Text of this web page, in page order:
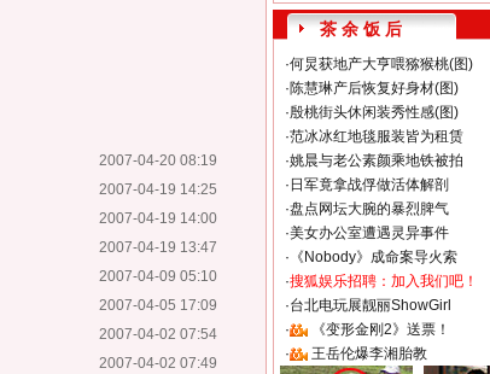
2007-04-20 08:19
2007-04-19 14:25
2007-04-19 14:00
2007-04-19 13:47
2007-04-09 05:10
2007-04-05 17:09
2007-04-02 07:54
2007-04-02 07:49
茶 余 饭 后
·何炅获地产大亨喂猕猴桃(图)
·陈慧琳产后恢复好身材(图)
·殷桃街头休闲装秀性感(图)
·范冰冰红地毯服装皆为租赁
·姚晨与老公素颜乘地铁被拍
· 日军竟拿战俘做活体解剖
·盘点网坛大腕的暴烈脾气
·美女办公室遭遇灵异事件
· 《Nobody》成命案导火索
·搜狐娱乐招聘：加入我们吧！
·台北电玩展靓丽ShowGirl
·
《变形金刚2》送票！
·
王岳伦爆李湘胎教